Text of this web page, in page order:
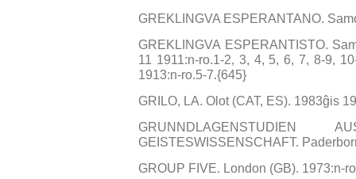
GREKLINGVA ESPERANTANO.
GREKLINGVA ESPERANTISTO.
11 1911:n-ro.1-2, 3, 4, 5, 6, 7, 8-9,
1913:n-ro.5-7.{645}
GRILO, LA. Olot (CAT, ES). 1983ĝis
GEISTESWISSENSCHAFT.
GROUP FIVE. London (GB). 1973:n-